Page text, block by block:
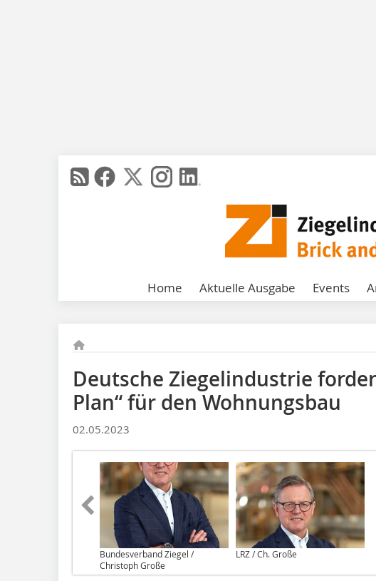
Home Aktuelle Ausgabe Events
Deutsche Ziegelindustrie
Plan“ für den Wohnungsbau
02.05.2023
Bundesverband Ziegel /
Christoph Große
LRZ / Ch. Große